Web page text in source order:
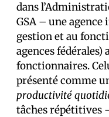
dans
GSA – une agence
gestion et au
agences
fonctionnaires.
présenté comme
productivité
tâches répétitives